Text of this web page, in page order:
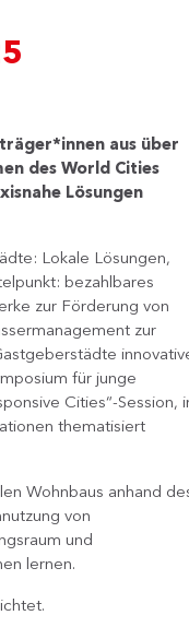
aus über
des World Cities
Lösungen
Lokale Lösungen,
bezahlbares
zur Förderung von
zur
für junge
Cities“-Session,
thematisiert
Wohnbaus anhand
von
und
lernen.